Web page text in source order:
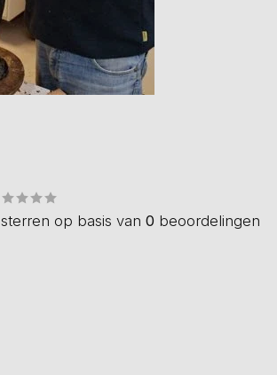
sterren op basis van 0 beoordelingen